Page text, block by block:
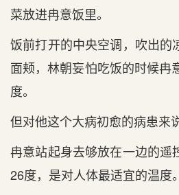
菜放进冉意饭里。
饭前打开的中央空调，吹出的
面颊，林朝妄怕吃饭的时候冉
度。
但对他这个大病初愈的病患来
冉意站起身去够放在一边的遥
26度，是对人体最适宜的温度。